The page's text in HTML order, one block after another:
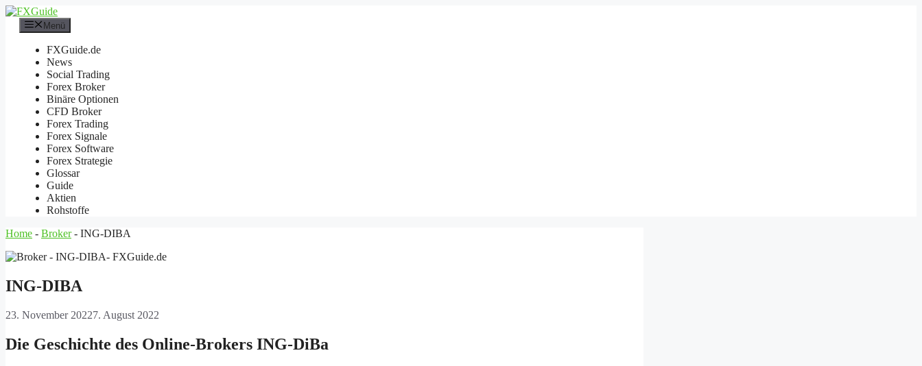
Zum
Inhalt
springen
Menü
FXGuide.de
News
Social Trading
Forex Broker
Binäre Optionen
CFD Broker
Forex Trading
Forex Signale
Forex Software
Forex Strategie
Glossar
Guide
Aktien
Rohstoffe
Home - Broker- ING-DIBA
ING-DIBA
23. November 20227. August 2022
Die Geschichte des Online-Brokers ING-DiBa